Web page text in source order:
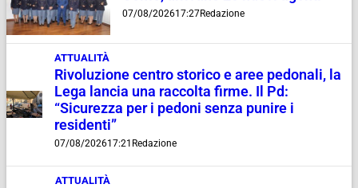
07/08/202617:27Redazione
ATTUALITÀ
Rivoluzione centro storico e aree pedonali, la
Lega lancia una raccolta firme. Il Pd:
“Sicurezza per i pedoni senza punire i
residenti”
07/08/202617:21 Redazione
ATTUALITÀ